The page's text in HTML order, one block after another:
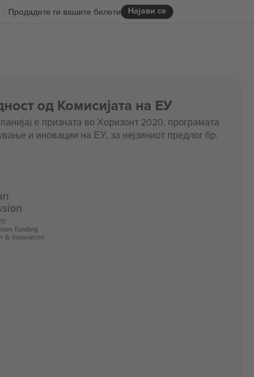
Најави се
Продадете ги вашите билети
од Комисијата на ЕУ
е призната во Хоризонт 2020, програмата
и иновации на ЕУ, за нејзиниот предлог бр.